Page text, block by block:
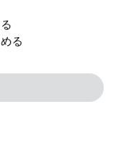
る